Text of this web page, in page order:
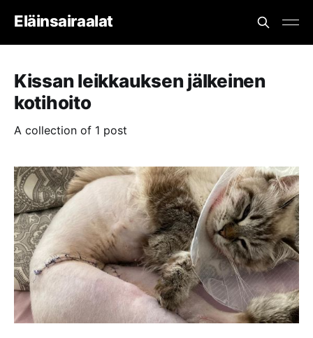
Eläinsairaalat
Kissan leikkauksen jälkeinen
kotihoito
A collection of 1 post